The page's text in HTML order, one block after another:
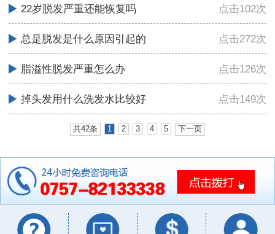
22岁脱发严重还能恢复吗 点击102次
总是脱发是什么原因引起的 点击272次
脂溢性脱发严重怎么办 点击126次
掉头发用什么洗发水比较好 点击149次
共42条 1 2 3 4 5 下一页